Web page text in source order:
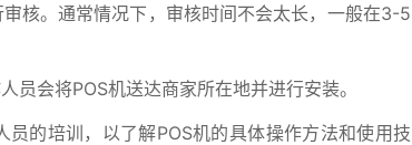
核。通常情况下，审核时间不会太长，一般在3-5
员会将POS机送达商家所在地并进行安装。
的培训，以了解POS机的具体操作方法和使用技